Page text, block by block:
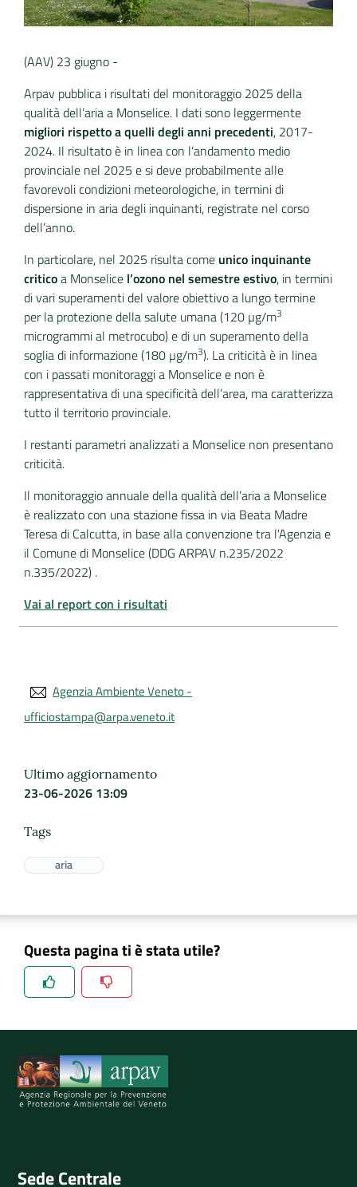
(AAV) 23 giugno -
Arpav pubblica i risultati del monitoraggio 2025 della
qualità dell’aria a Monselice. I dati sono leggermente
migliori rispetto a quelli degli anni precedenti, 2017-
2024. Il risultato è in linea con l’andamento medio
provinciale nel 2025 e si deve probabilmente alle
favorevoli condizioni meteorologiche, in termini di
dispersione in aria degli inquinanti, registrate nel corso
dell’anno.
In particolare, nel 2025 risulta come unico inquinante
criticoa Monselice l’ozono nel semestre estivo, in termini
di vari superamenti del valore obiettivo a lungo termine
per la protezione della salute umana (120 µg/m3
microgrammi al metrocubo) e di un superamento della
soglia di informazione (180 µg/m3). La criticità è in linea
con i passati monitoraggi a Monselice e non è
rappresentativa di una specificità dell’area, ma caratterizza
tutto il territorio provinciale.
I restanti parametri analizzati a Monselice non presentano
criticità.
Il monitoraggio annuale della qualità dell’aria a Monselice
è realizzato con una stazione fissa in via Beata Madre
Teresa di Calcutta, in base alla convenzione tra l'Agenzia e
il Comune di Monselice (DDG ARPAV n.235/2022
n.335/2022) .
Vai al report con i risultati
Agenzia Ambiente Veneto -
ufficiostampa@arpa.veneto.it
Ultimo aggiornamento
23-06-2026 13:09
Tags
aria
Questa pagina ti è stata utile?
Spiegaci perchè, e aiutaci a migliorare il servizio
Sede Centrale